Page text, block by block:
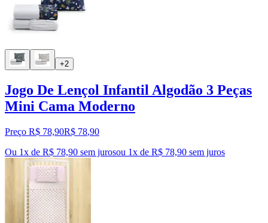
+2
Jogo De Lençol Infantil Algodão 3 Peças
Mini Cama Moderno
Preço R$ 78,90R$ 78,90
Ou 1x de R$ 78,90 sem jurosou 1x de R$ 78,90 sem juros